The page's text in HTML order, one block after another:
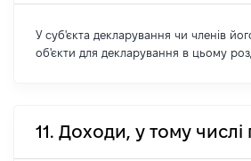
У суб'єкта декларування чи членів його
об'єкти для декларування в цьому
11. Доходи, у тому